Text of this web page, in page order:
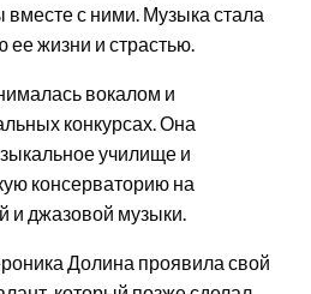
вместе с ними. Музыка стала
жизни и страстью.
вокалом и
конкурсах. Она
училище и
консерваторию на
и джазовой музыки.
Долина проявила свой